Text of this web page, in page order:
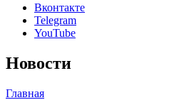
Вконтакте
Telegram
YouTube
Новости
Главная